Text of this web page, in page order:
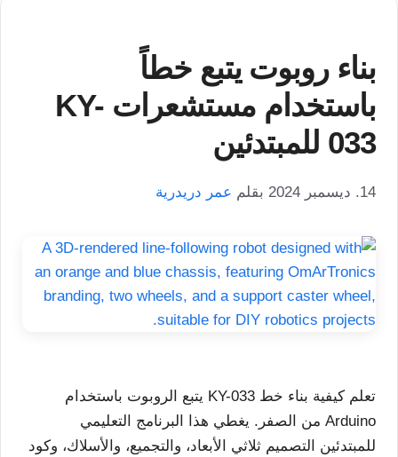
بناء روبوت يتبع خطاً
باستخدام مستشعرات KY-
033 للمبتدئين
14. ديسمبر 2024 بقلم عمر دريدرية
تعلم كيفية بناء خط KY-033 يتبع الروبوت باستخدام
Arduino من الصفر. يغطي هذا البرنامج التعليمي
للمبتدئين التصميم ثلاثي الأبعاد، والتجميع، والأسلاك، وكود